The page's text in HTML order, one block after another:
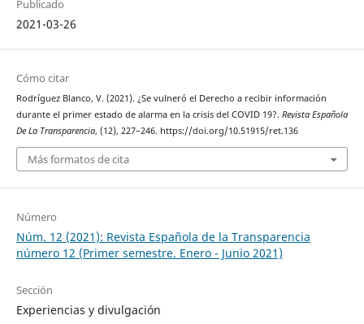
Publicado
2021-03-26
Cómo citar
Rodríguez Blanco, V. (2021). ¿Se vulneró el Derecho a recibir información
durante el primer estado de alarma en la crisis del COVID 19?. Revista Española
De La Transparencia, (12), 227–246. https://doi.org/10.51915/ret.136
Más formatos de cita
Número
Núm. 12 (2021): Revista Española de la Transparencia
número 12 (Primer semestre. Enero - Junio 2021)
Sección
Experiencias y divulgación